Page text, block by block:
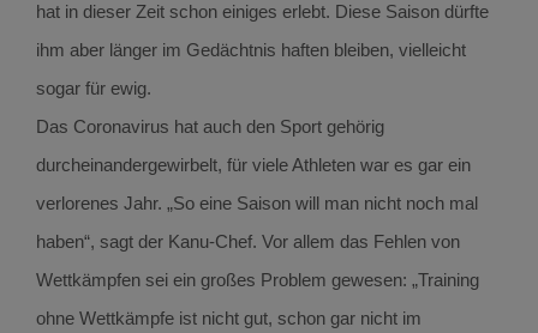
hat in dieser Zeit schon einiges erlebt. Diese Saison dürfte
ihm aber länger im Gedächtnis haften bleiben, vielleicht
sogar für ewig.
Das Coronavirus hat auch den Sport gehörig
durcheinandergewirbelt, für viele Athleten war es gar ein
verlorenes Jahr. „So eine Saison will man nicht noch mal
haben“, sagt der Kanu-Chef. Vor allem das Fehlen von
Wettkämpfen sei ein großes Problem gewesen: „Training
ohne Wettkämpfe ist nicht gut, schon gar nicht im